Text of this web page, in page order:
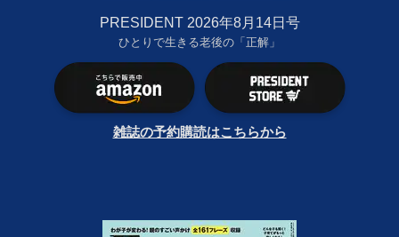
PRESIDENT 2026年8月14日号
ひとりで生きる老後の「正解」
雑誌の予約購読はこちらから